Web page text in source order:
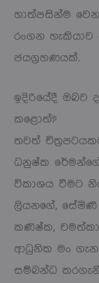
හාත්පසින්ම
රංගන
ජයග්‍රහණයක්.
ඉදිරියේදී ඔබව
කළොත්?
තවත්
ධනුෂ්ක
විකාශය වීමට
ලියනගේ,
කණිෂ්ක,
ආධුනික මං
සම්බන්ධ